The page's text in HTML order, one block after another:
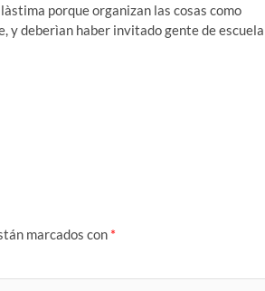
porque organizan las cosas como
y deberìan haber invitado gente de escuela
marcados con *